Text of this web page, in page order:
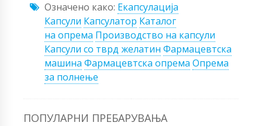
Означено како: Екапсулација
Капсули Капсулатор Каталог
на опрема Производство на капсули
Капсули со тврд желатин Фармацевтска
машина Фармацевтска опрема Опрема
за полнење
ПОПУЛАРНИ ПРЕБАРУВАЊА